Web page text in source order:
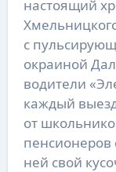
настоящий
с
окраиной
водители
каждый
от
пенсионеров
ней свой